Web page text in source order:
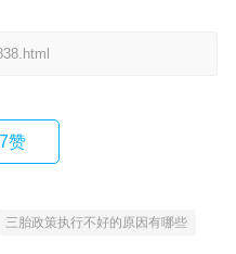
赞
三胎政策执行不好的原因有哪些